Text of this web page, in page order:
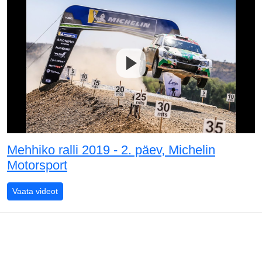
Mehhiko ralli 2019 - 2. päev, Michelin
Motorsport
Vaata videotMehhiko ralli 2019 - 2. päev, Michelin Motorsport